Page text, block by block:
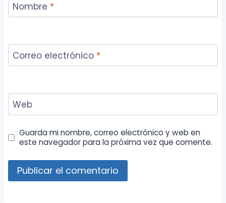
Nombre *
Correo electrónico *
Web
Guarda mi nombre, correo electrónico y web en
este navegador para la próxima vez que comente.